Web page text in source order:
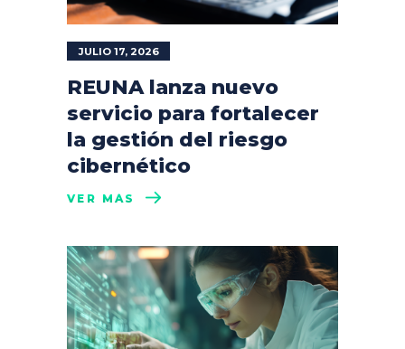
JULIO 17, 2026
REUNA lanza nuevo
servicio para fortalecer
la gestión del riesgo
cibernético
VER MÁS